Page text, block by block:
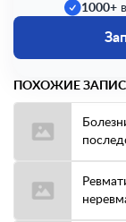
1000+
ПОХОЖИЕ